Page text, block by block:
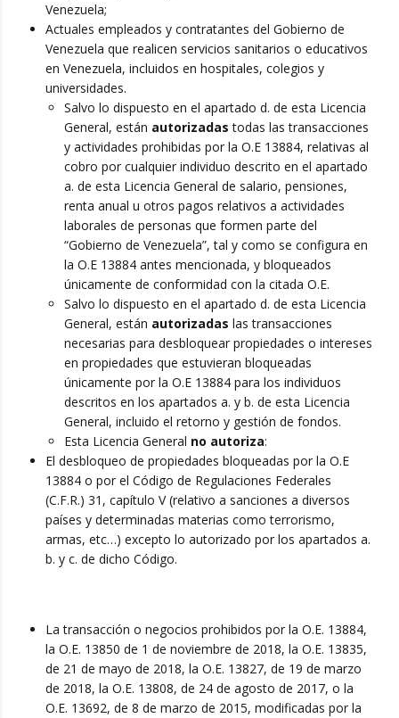
Venezuela;
Actuales empleados y contratantes del Gobierno de
Venezuela que realicen servicios sanitarios o educativos
en Venezuela, incluidos en hospitales, colegios y
universidades.
Salvo lo dispuesto en el apartado d. de esta Licencia
General, están autorizadas todas las transacciones
y actividades prohibidas por la O.E 13884, relativas al
cobro por cualquier individuo descrito en el apartado
a. de esta Licencia General de salario, pensiones,
renta anual u otros pagos relativos a actividades
laborales de personas que formen parte del
“Gobierno de Venezuela”, tal y como se configura en
la O.E 13884 antes mencionada, y bloqueados
únicamente de conformidad con la citada O.E.
Salvo lo dispuesto en el apartado d. de esta Licencia
General, están autorizadas las transacciones
necesarias para desbloquear propiedades o intereses
en propiedades que estuvieran bloqueadas
únicamente por la O.E 13884 para los individuos
descritos en los apartados a. y b. de esta Licencia
General, incluido el retorno y gestión de fondos.
Esta Licencia General no autoriza:
El desbloqueo de propiedades bloqueadas por la O.E
13884 o por el Código de Regulaciones Federales
(C.F.R.) 31, capítulo V (relativo a sanciones a diversos
países y determinadas materias como terrorismo,
armas, etc…) excepto lo autorizado por los apartados a.
b. y c. de dicho Código.
La transacción o negocios prohibidos por la O.E. 13884,
la O.E. 13850 de 1 de noviembre de 2018, la O.E. 13835,
de 21 de mayo de 2018, la O.E. 13827, de 19 de marzo
de 2018, la O.E. 13808, de 24 de agosto de 2017, o la
O.E. 13692, de 8 de marzo de 2015, modificadas por la